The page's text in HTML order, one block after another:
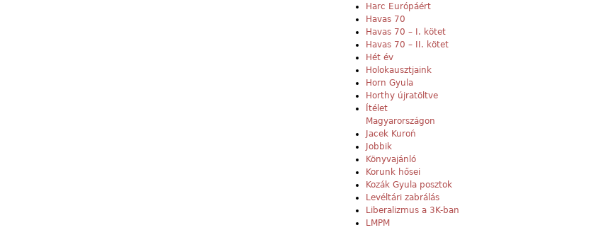
Harc Európáért
Havas 70
Havas 70 – I. kötet
Havas 70 – II. kötet
Hét év
Holokausztjaink
Horn Gyula
Horthy újratöltve
Ítélet
Magyarországon
Jacek Kuroń
Jobbik
Könyvajánló
Korunk hősei
Kozák Gyula posztok
Levéltári zabrálás
Liberalizmus a 3K-ban
LMPM